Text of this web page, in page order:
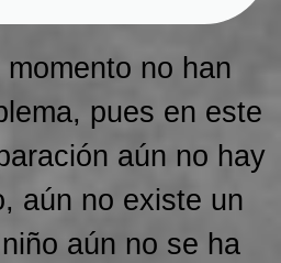
no han
pues en este
aún no hay
aún no existe un
aún no se ha